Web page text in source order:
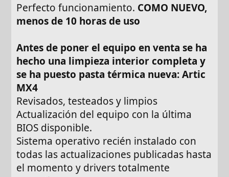
Perfecto funcionamiento. COMO NUEVO,
menos de 10 horas de uso
Antes de poner el equipo en venta se ha
hecho una limpieza interior completa y
se ha puesto pasta térmica nueva: Artic
MX4
Revisados, testeados y limpios
Actualización del equipo con la última
BIOS disponible.
Sistema operativo recién instalado con
todas las actualizaciones publicadas hasta
el momento y drivers totalmente